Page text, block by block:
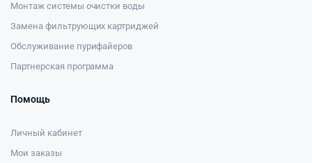
Монтаж системы очистки воды
Замена фильтрующих картриджей
Обслуживание пурифайеров
Партнерская программа
Помощь
Личный кабинет
Мои заказы